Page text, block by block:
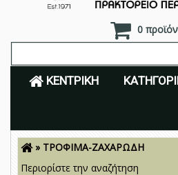
0
ΚΕΝΤΡΙΚΉ
Είσοδος
» ΤΡΟΦΙΜΑ-ΖΑΧΑΡΩΔΗ
Περιορίστε την αναζήτηση